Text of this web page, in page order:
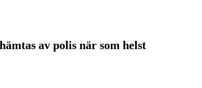
av polis när som helst